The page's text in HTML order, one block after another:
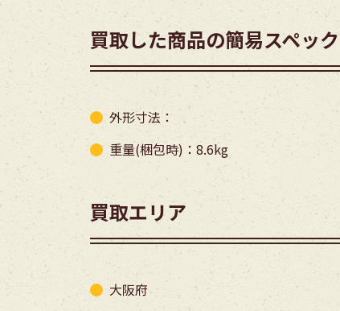
買取した商品の簡易スペック
外形寸法：
重量(梱包時)：8.6kg
買取エリア
大阪府